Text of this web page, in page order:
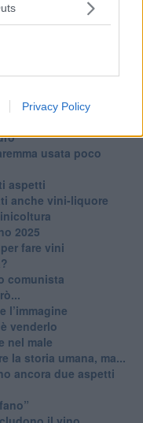
Privacy Policy
usata poco
aspetti
anche vini-liquore
2025
fare vini
comunista
l’immagine
venderlo
nel male
la storia umana, ma...
ancora due aspetti